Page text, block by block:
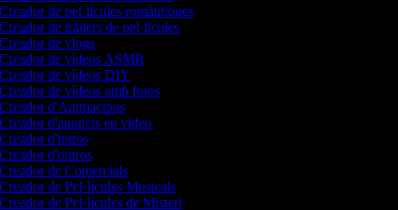
de pel·lícules romàntiques
de tràilers de pel·lícules
de vlogs
de vídeos ASMR
de vídeos DIY
de vídeos amb fotos
d'Animacions
d'anuncis en vídeo
d'intros
d'outros
de Comercials
de Pel·lícules Musicals
de Pel·lícules de Misteri